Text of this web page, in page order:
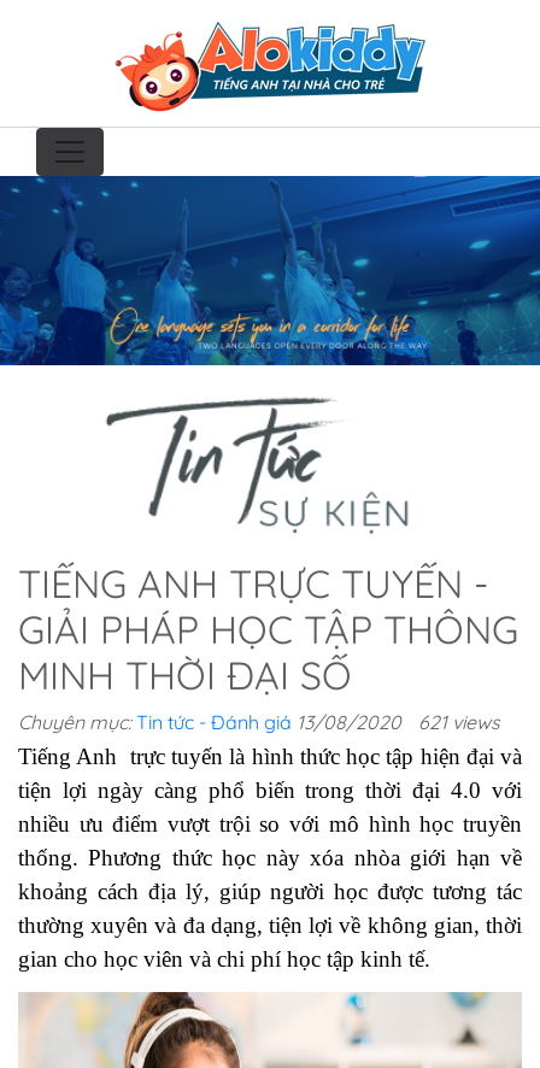
TIẾNG ANH TRỰC TUYẾN -
GIẢI PHÁP HỌC TẬP THÔNG
MINH THỜI ĐẠI SỐ
Chuyên mục:Tin tức - Đánh giá 13/08/2020 621 views
Tiếng Anh  trực tuyến là hình thức học tập hiện đại và
tiện lợi ngày càng phổ biến trong thời đại 4.0 với
nhiều ưu điểm vượt trội so với mô hình học truyền
thống. Phương thức học này xóa nhòa giới hạn về
khoảng cách địa lý, giúp người học được tương tác
thường xuyên và đa dạng, tiện lợi về không gian, thời
gian cho học viên và chi phí học tập kinh tế.